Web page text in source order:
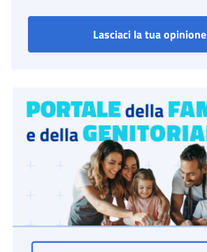
Lasciaci la tua opinione